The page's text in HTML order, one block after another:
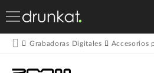
Grabadoras Digitales Accesorios